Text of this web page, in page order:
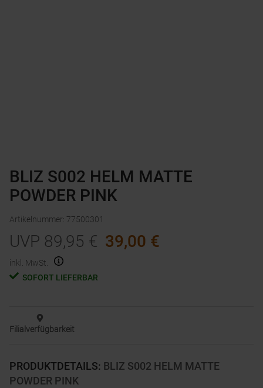
PRODUKTDETAILS: BLIZ S002 HELM MATTE
POWDER PINK
BLIZ S002 HELM MATTE
POWDER PINK
Artikelnummer: 77500301
UVP 89,95 € 39,00 €
inkl. MwSt.
SOFORT LIEFERBAR
Filialverfügbarkeit